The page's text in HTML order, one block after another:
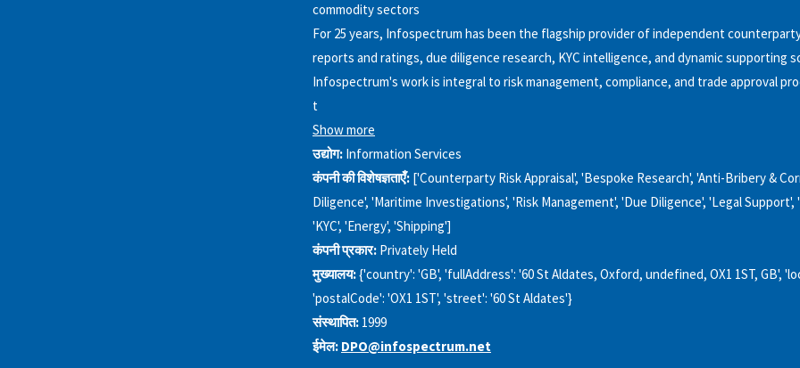
commodity sectors
For 25 years, Infospectrum has been the flagship provider of independent
reports and ratings, due diligence research, KYC intelligence, and dynamic supporting
Infospectrum's work is integral to risk management, compliance, and trade approval
t
Show more
उद्योग: Information Services
कंपनी की विशेषज्ञताएँ: ['Counterparty Risk Appraisal', 'Bespoke Research', 'Anti-Bribery &
Diligence', 'Maritime Investigations', 'Risk Management', 'Due Diligence', 'Legal Support',
'KYC', 'Energy', 'Shipping']
कंपनी प्रकार: Privately Held
मुख्यालय:{'country': 'GB', 'fullAddress': '60 St Aldates, Oxford, undefined, OX1 1ST, GB',
'postalCode': 'OX1 1ST', 'street': '60 St Aldates'}
संस्थापित: 1999
ईमेल: DPO@infospectrum.net